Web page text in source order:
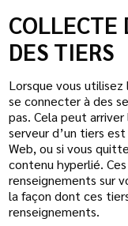
COLLECTE
DES TIERS
Lorsque vous
se connecter à des
pas. Cela peut
serveur d’un tiers
Web, ou si vous
contenu hyperlié.
renseignements sur
la façon dont ces
renseignements.